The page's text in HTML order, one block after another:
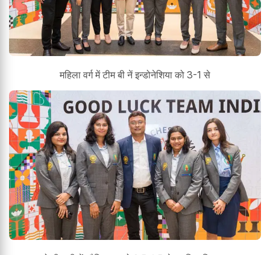
महिला वर्ग में टीम बी नें इन्डोनेशिया को 3-1 से